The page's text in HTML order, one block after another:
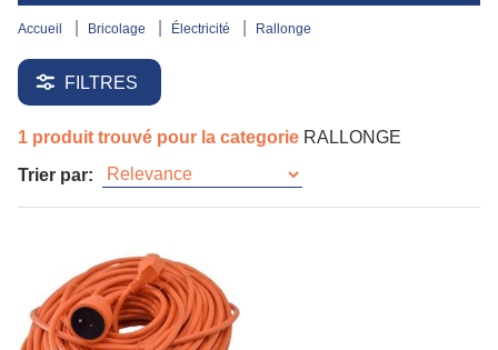
accueil bricolage électricité rallonge
FILTRES
1 produit trouvé pour la categorie RALLONGE
Trier par: